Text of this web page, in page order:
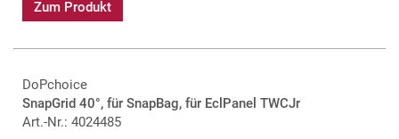
Zum Produkt
DoPchoice
SnapGrid 40°, für SnapBag, für EclPanel TWCJr
Art.-Nr.: 4024485